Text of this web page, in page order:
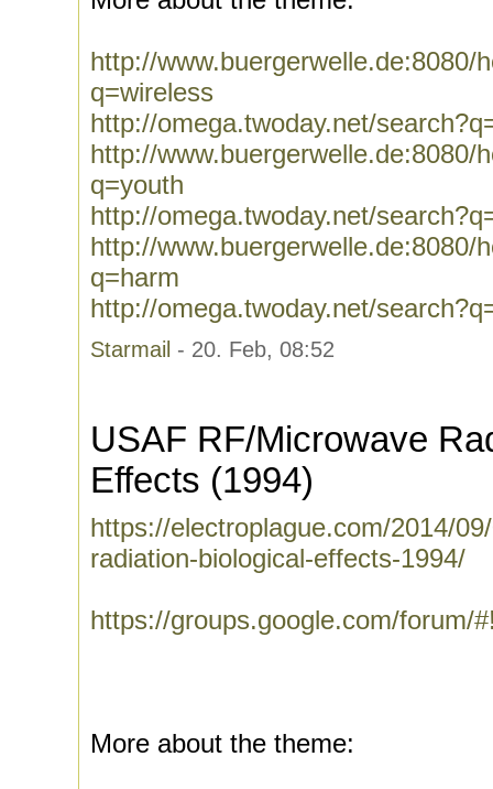
http://www.buergerwelle.de:8080/
q=wireless
http://omega.twoday.net/
http://www.buergerwelle.de:8080/
q=youth
http://omega.twoday.net/
http://www.buergerwelle.de:8080/
q=harm
http://omega.twoday.net/
Starmail - 20. Feb, 08:52
USAF RF/Microwave
Effects (1994)
https://electroplague.com/2014/
radiation-biological-effects-1994/
https://groups.google.com/forum/
More about the theme: